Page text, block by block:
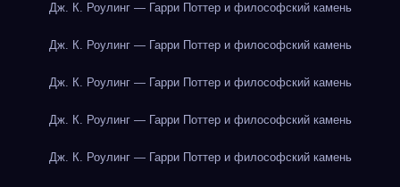
Дж. К. Роулинг — Гарри Поттер и философский камень
Дж. К. Роулинг — Гарри Поттер и философский камень
Дж. К. Роулинг — Гарри Поттер и философский камень
Дж. К. Роулинг — Гарри Поттер и философский камень
Дж. К. Роулинг — Гарри Поттер и философский камень